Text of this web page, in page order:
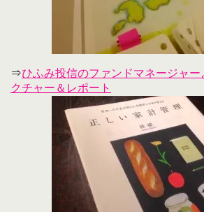
⇒ひふみ投信のファンドマネージャー
クチャー＆レポート